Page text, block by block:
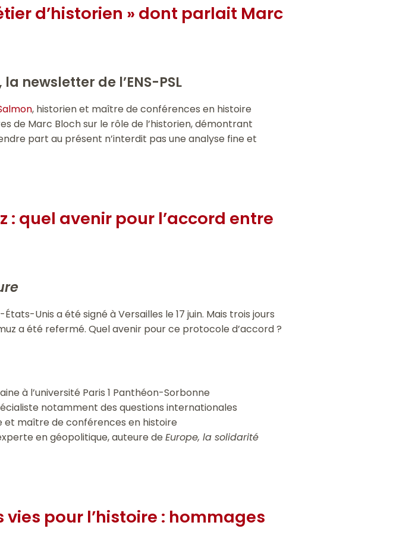
d’historien » dont parlait Marc
newsletter de l’ENS-PSL
, historien et maître de conférences en histoire
de Marc Bloch sur le rôle de l’historien, démontrant
part au présent n’interdit pas une analyse fine et
: quel avenir pour l’accord entre
Unis a été signé à Versailles le 17 juin. Mais trois jours
a été refermé. Quel avenir pour ce protocole d’accord ?
à l’université Paris 1 Panthéon-Sorbonne
notamment des questions internationales
et maître de conférences en histoire
en géopolitique, auteure deEurope, la solidarité
pour l’histoire : hommages